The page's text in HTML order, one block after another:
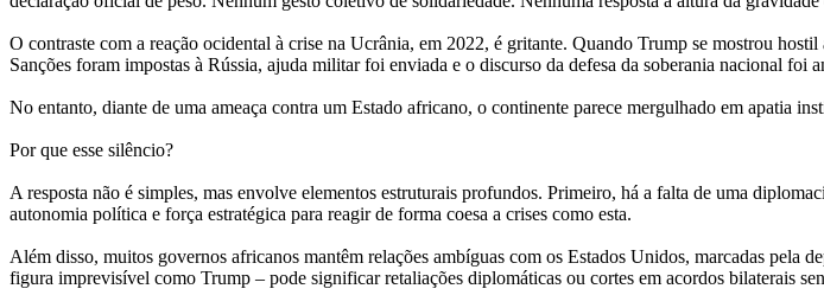
O contraste com a reação ocidental à crise na Ucrânia, em 2022, é gritante. Quando Trump se mostrou
Sanções foram impostas à Rússia, ajuda militar foi enviada e o discurso da defesa da soberania nacional foi
No entanto, diante de uma ameaça contra um Estado africano, o continente parece mergulhado em apatia
Por que esse silêncio?
A resposta não é simples, mas envolve elementos estruturais profundos. Primeiro, há a falta de uma
autonomia política e força estratégica para reagir de forma coesa a crises como esta.
Além disso, muitos governos africanos mantêm relações ambíguas com os Estados Unidos, marcadas pela
figura imprevisível como Trump – pode significar retaliações diplomáticas ou cortes em acordos bilaterais